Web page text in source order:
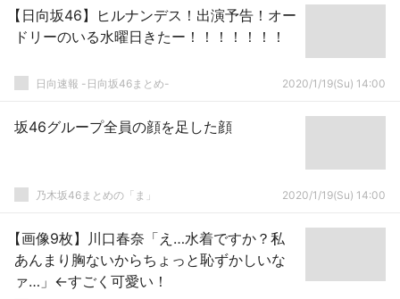
【日向坂46】ヒルナンデス！出演予告！オー
ドリーのいる水曜日きたー！！！！！！！
日向速報 -日向坂46まとめ- 2020/1/19(Su) 14:00
坂46グループ全員の顔を足した顔
乃木坂46まとめの「ま」 2020/1/19(Su) 14:00
【画像9枚】川口春奈「え…水着ですか？私
あんまり胸ないからちょっと恥ずかしいな
ァ…」←すごく可愛い！